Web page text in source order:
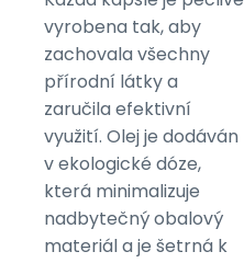
vyrobena tak, aby
zachovala všechny
přírodní látky a
zaručila efektivní
využití. Olej je dodáván
v ekologické dóze,
která minimalizuje
nadbytečný obalový
materiál a je šetrná k